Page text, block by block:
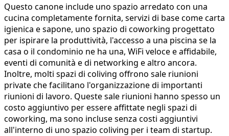
Questo canone include uno spazio arredato con una
cucina completamente fornita, servizi di base come carta
igienica e sapone, uno spazio di coworking progettato
per ispirare la produttività, l'accesso a una piscina se la
casa o il condominio ne ha una, WiFi veloce e affidabile,
eventi di comunità e di networking e altro ancora.
Inoltre, molti spazi di coliving offrono sale riunioni
private che facilitano l'organizzazione di importanti
riunioni di lavoro. Queste sale riunioni hanno spesso un
costo aggiuntivo per essere affittate negli spazi di
coworking, ma sono incluse senza costi aggiuntivi
all'interno di uno spazio coliving per i team di startup.